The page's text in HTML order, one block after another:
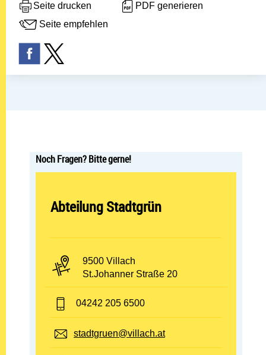
Seite drucken
PDF generieren
Seite empfehlen
Noch Fragen? Bitte gerne!
Abteilung öffnen:
Abteilung Stadtgrün
PLZ und Ort:
9500 Villach
Adresse:
St.Johanner Straße 20
Telefon:
04242 205 6500
E-Mail:
stadtgruen@villach.at